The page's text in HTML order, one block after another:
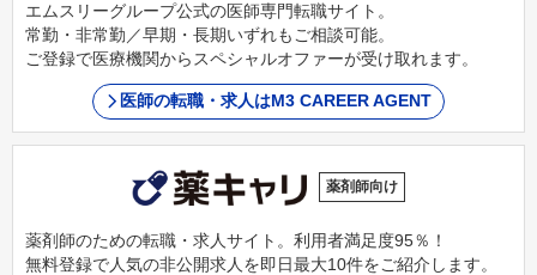
エムスリーグループ公式の医師専門転職サイト。
常勤・非常勤／早期・長期いずれもご相談可能。
ご登録で医療機関からスペシャルオファーが受け取れます。
医師の転職・求人はM3 CAREER AGENT
薬剤師向け
薬剤師のための転職・求人サイト。利用者満足度95％！
無料登録で人気の非公開求人を即日最大10件をご紹介します。